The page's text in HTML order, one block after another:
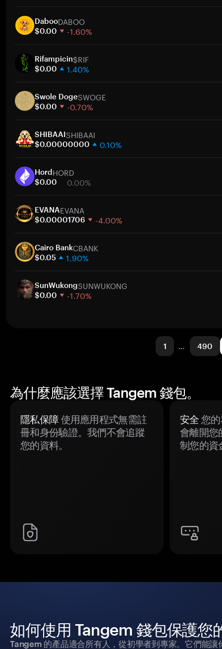
30 天
市值
DabooDABOO
$0.00 -1.60%
30 天
市值
Rifampicin$RIF
$0.00 1.40%
30 天
市值
Swole DogeSWOGE
$0.00 -0.70%
30 天
市值
SHIBAAISHIBAAI
$0.00000000 0.10%
30 天
市值
HordHORD
$0.00 0.00%
30 天
市值
EVANAEVANA
$0.00001706 -4.00%
30 天
市值
Cairo BankCBANK
$0.05 1.90%
30 天
市值
SunWukongSUNWUKONG
$0.00 -1.70%
1 … 490
為什麼應該選擇 Tangem 錢包。
隱私保障使用應用程式無需註
冊和身份驗證。我們不會追蹤
您的資料。
安全 您
會離開您
制您的資
如何使用 Tangem 錢包保護您
Tangem 的產品適合所有人，從初學者到專家。它們能